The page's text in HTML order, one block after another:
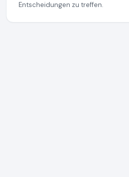
Entscheidungen zu treffen.